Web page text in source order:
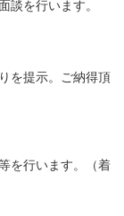
談を行います。
を提示。ご納得頂
を行います。（着